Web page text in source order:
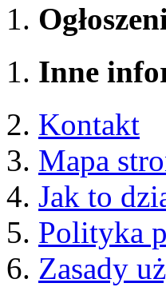
Inne
Kontakt
Mapa
Jak to
Polityka
Zasady